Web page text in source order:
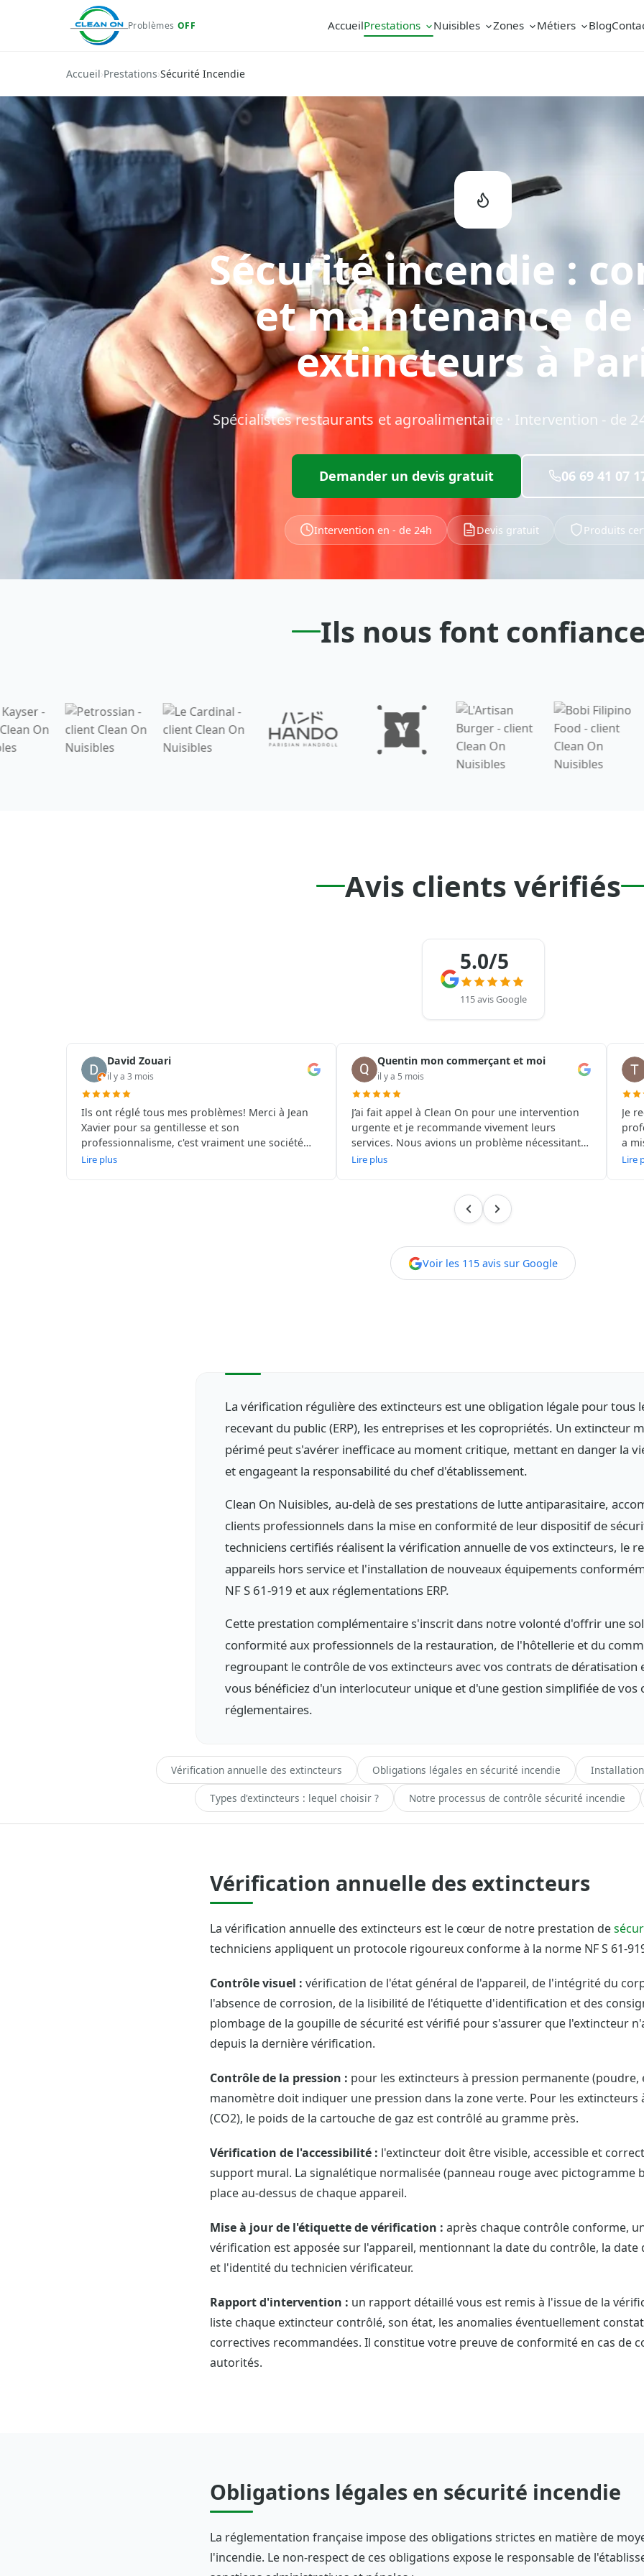
Problèmes OFF AccueilPrestations Nuisibles Zones Métiers Blog
Accueil›Prestations›Sécurité Incendie
Sécurité incendie :
et maintenance de
extincteurs à
Spécialistes restaurants et agroalimentaire · Intervention - de
Demander un devis gratuit 06 69 41 07
Intervention en - de 24h Devis gratuit Produits
Ils nous font confiance
Avis clients vérifiés
5.0/5
115 avis Google
David Zouari
il y a 3 mois
Ils ont réglé tous mes problèmes! Merci à Jean
Xavier pour sa gentillesse et son
professionnalisme, c'est vraiment une société
que je recommande! C est le top du top
Lire plus
Quentin mon commerçant et moi
il y a 5 mois
J’ai fait appel à Clean On pour une intervention
urgente et je recommande vivement leurs
services. Nous avions un problème nécessitant
un dératiseur à Paris réactif et professionnel, et
après un diagnostic précis et des explications
claires sur les solutions mises en place. Les
professionnels. En complément de la
dératisation, ils nous ont conseillé sur la
prévention et ont proposé une désinfection à
dératiseur à Paris sérieux pour une dératisation,
une désinfection ou une désinsectisation à Paris,
vous pouvez faire confiance à Clean On les yeux
fermés. Service professionnel, efficace et
Lire plus
Je
a
Lire
Voir les 115 avis sur Google
La vérification régulière des extincteurs est une obligation légale pour tous
recevant du public (ERP), les entreprises et les copropriétés. Un extincteur
périmé peut s'avérer inefficace au moment critique, mettant en danger la
et engageant la responsabilité du chef d'établissement.
Clean On Nuisibles, au-delà de ses prestations de lutte antiparasitaire,
clients professionnels dans la mise en conformité de leur dispositif de
techniciens certifiés réalisent la vérification annuelle de vos extincteurs, le
appareils hors service et l'installation de nouveaux équipements
NF S 61-919 et aux réglementations ERP.
Cette prestation complémentaire s'inscrit dans notre volonté d'offrir une
conformité aux professionnels de la restauration, de l'hôtellerie et du
regroupant le contrôle de vos extincteurs avec vos contrats de dératisation
vous bénéficiez d'un interlocuteur unique et d'une gestion simplifiée de vos
réglementaires.
Vérification annuelle des extincteurs Obligations légales en sécurité incendie
Types d'extincteurs : lequel choisir ? Notre processus de contrôle sécurité incendie
Vérification annuelle des extincteurs
La vérification annuelle des extincteurs est le cœur de notre prestation de
techniciens appliquent un protocole rigoureux conforme à la norme NF S 61-
Contrôle visuel : vérification de l'état général de l'appareil, de l'intégrité du
l'absence de corrosion, de la lisibilité de l'étiquette d'identification et des
plombage de la goupille de sécurité est vérifié pour s'assurer que l'extincteur
depuis la dernière vérification.
Contrôle de la pression : pour les extincteurs à pression permanente (poudre,
manomètre doit indiquer une pression dans la zone verte. Pour les extincteurs
(CO2), le poids de la cartouche de gaz est contrôlé au gramme près.
Vérification de l'accessibilité : l'extincteur doit être visible, accessible et
support mural. La signalétique normalisée (panneau rouge avec pictogramme
place au-dessus de chaque appareil.
Mise à jour de l'étiquette de vérification : après chaque contrôle conforme,
vérification est apposée sur l'appareil, mentionnant la date du contrôle, la
et l'identité du technicien vérificateur.
Rapport d'intervention : un rapport détaillé vous est remis à l'issue de la
liste chaque extincteur contrôlé, son état, les anomalies éventuellement
correctives recommandées. Il constitue votre preuve de conformité en cas de
autorités.
Obligations légales en sécurité incendie
La réglementation française impose des obligations strictes en matière de
l'incendie. Le non-respect de ces obligations expose le responsable de